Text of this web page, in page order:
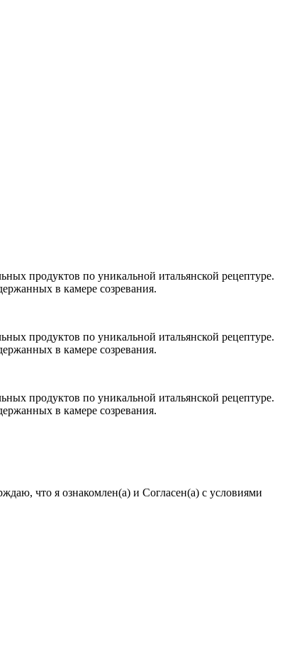
продуктов по уникальной итальянской рецептуре.
в камере созревания.
продуктов по уникальной итальянской рецептуре.
в камере созревания.
продуктов по уникальной итальянской рецептуре.
в камере созревания.
что я ознакомлен(а) и Согласен(а) с условиями